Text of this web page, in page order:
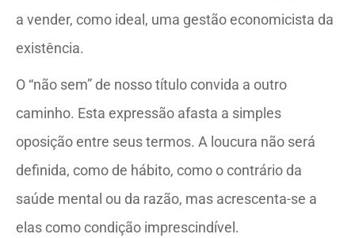
a vender, como ideal, uma gestão economicista da
existência.
O “não sem” de nosso título convida a outro
caminho. Esta expressão afasta a simples
oposição entre seus termos. A loucura não será
definida, como de hábito, como o contrário da
saúde mental ou da razão, mas acrescenta-se a
elas como condição imprescindível.